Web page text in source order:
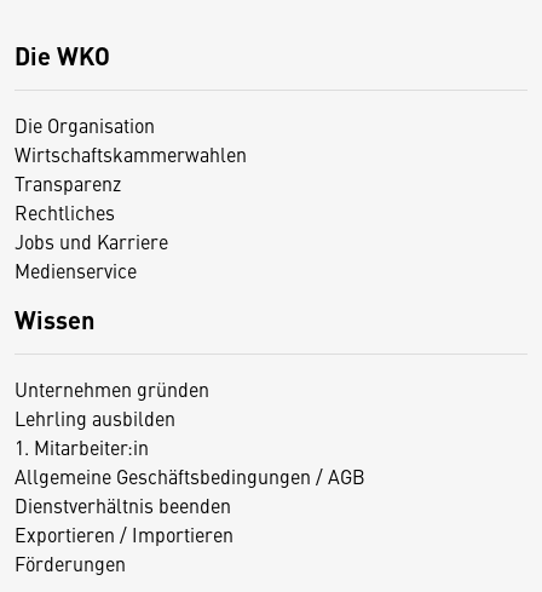
Die WKO
Die Organisation
Wirtschaftskammerwahlen
Transparenz
Rechtliches
Jobs und Karriere
Medienservice
Wissen
Unternehmen gründen
Lehrling ausbilden
1. Mitarbeiter:in
Allgemeine Geschäftsbedingungen / AGB
Dienstverhältnis beenden
Exportieren / Importieren
Förderungen